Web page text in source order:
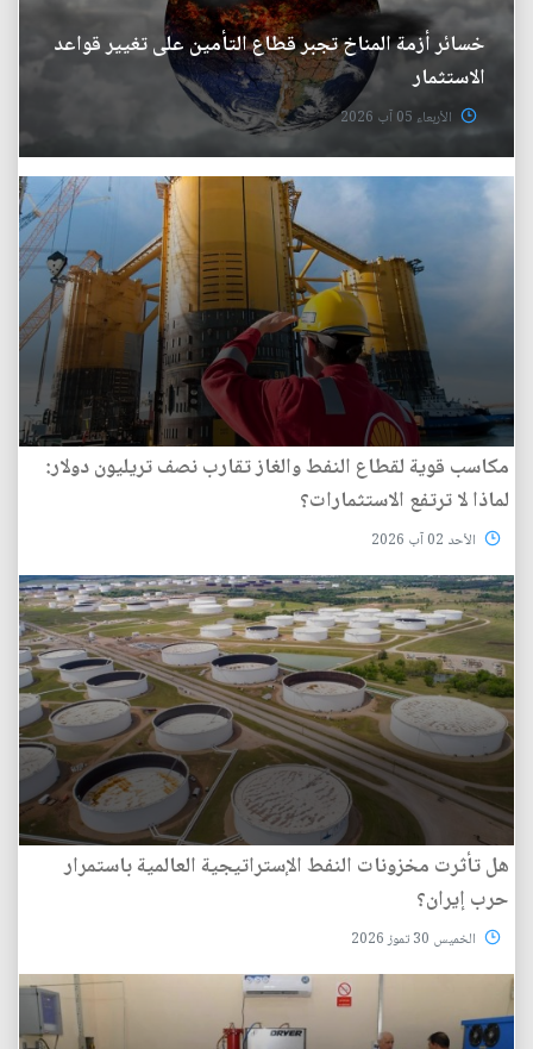
خسائر أزمة المناخ تجبر قطاع التأمين على تغيير قواعد
الاستثمار
الأربعاء 05 آب 2026
مكاسب قوية لقطاع النفط والغاز تقارب نصف تريليون دولار:
لماذا لا ترتفع الاستثمارات؟
الأحد 02 آب 2026
هل تأثرت مخزونات النفط الإستراتيجية العالمية باستمرار
حرب إيران؟
الخميس 30 تموز 2026